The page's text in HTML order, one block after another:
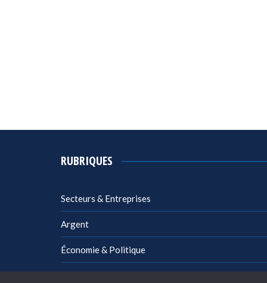
RUBRIQUES
Secteurs & Entreprises
Argent
Économie & Politique
Management